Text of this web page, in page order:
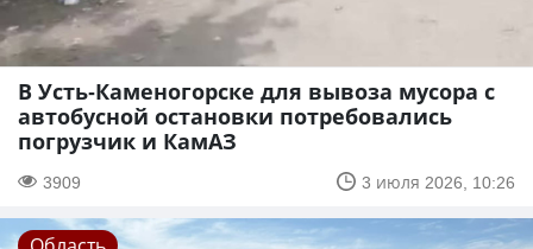
В Усть-Каменогорске для вывоза мусора с
автобусной остановки потребовались
погрузчик и КамАЗ
3909 3 июля 2026, 10:26